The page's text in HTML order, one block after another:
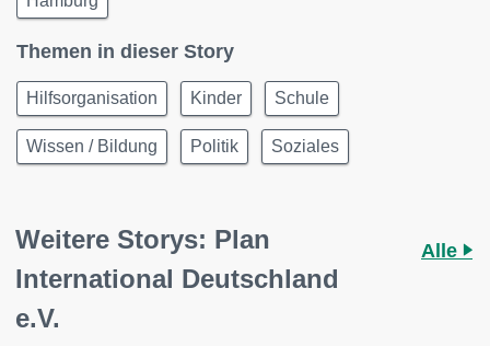
Themen in dieser Story
Hilfsorganisation Kinder Schule
Wissen / Bildung Politik Soziales
Weitere Storys: Plan
International Deutschland
e.V.
Alle